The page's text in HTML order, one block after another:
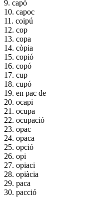
9. capó
10. capoc
11. coipú
12. cop
13. copa
14. còpia
15. copió
16. copó
17. cup
18. cupó
19. en pac de
20. ocapi
21. ocupa
22. ocupació
23. opac
24. opaca
25. opció
26. opi
27. opiaci
28. opiàcia
29. paca
30. pacció